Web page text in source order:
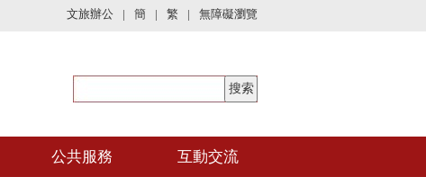
文旅辦公 | 簡 | 繁 | 無障礙瀏覽
公共服務 互動交流